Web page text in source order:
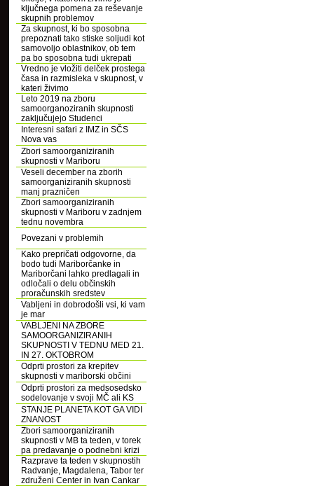
ključnega pomena za reševanje
skupnih problemov
Za skupnost, ki bo sposobna
prepoznati tako stiske soljudi kot
samovoljo oblastnikov, ob tem
pa bo sposobna tudi ukrepati
Vredno je vložiti delček prostega
časa in razmisleka v skupnost, v
kateri živimo
Leto 2019 na zboru
samoorganoziranih skupnosti
zaključujejo Studenci
Interesni safari z IMZ in SČS
Nova vas
Zbori samoorganiziranih
skupnosti v Mariboru
Veseli december na zborih
samoorganiziranih skupnosti
manj prazničen
Zbori samoorganiziranih
skupnosti v Mariboru v zadnjem
tednu novembra
Povezani v problemih
Kako prepričati odgovorne, da
bodo tudi Mariborčanke in
Mariborčani lahko predlagali in
odločali o delu občinskih
proračunskih sredstev
Vabljeni in dobrodošli vsi, ki vam
je mar
VABLJENI NA ZBORE
SAMOORGANIZIRANIH
SKUPNOSTI V TEDNU MED 21.
IN 27. OKTOBROM
Odprti prostori za krepitev
skupnosti v mariborski občini
Odprti prostori za medsosedsko
sodelovanje v svoji MČ ali KS
STANJE PLANETA KOT GA VIDI
ZNANOST
Zbori samoorganiziranih
skupnosti v MB ta teden, v torek
pa predavanje o podnebni krizi
Razprave ta teden v skupnostih
Radvanje, Magdalena, Tabor ter
združeni Center in Ivan Cankar